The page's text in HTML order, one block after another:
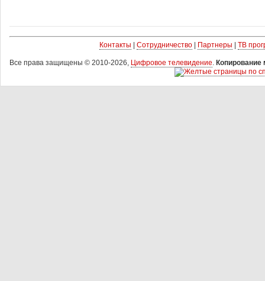
Контакты Сотрудничество| Партнеры ТВ
Все права защищены © 2010-2026, Цифровое телевидение. Копирование